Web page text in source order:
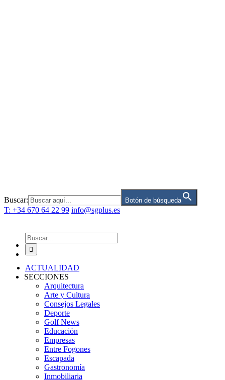
Buscar: Botón de búsqueda
T: +34 670 64 22 99 info@sgplus.es
Buscar:
ACTUALIDAD
SECCIONES
Arquitectura
Arte y Cultura
Consejos Legales
Deporte
Golf News
Educación
Empresas
Entre Fogones
Escapada
Gastronomía
Inmobiliaria